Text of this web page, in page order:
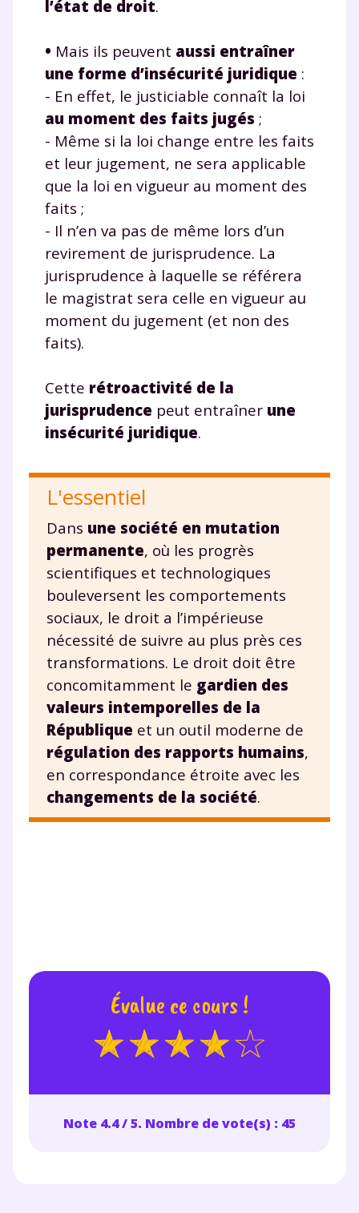
l’état de droit.
• Mais ils peuvent aussi entraîner
une forme d’insécurité juridique :
- En effet, le justiciable connaît la loi
au moment des faits jugés ;
- Même si la loi change entre les faits
et leur jugement, ne sera applicable
que la loi en vigueur au moment des
faits ;
- Il n’en va pas de même lors d’un
revirement de jurisprudence. La
jurisprudence à laquelle se référera
le magistrat sera celle en vigueur au
moment du jugement (et non des
faits).
Cette rétroactivité de la
jurisprudence peut entraîner une
insécurité juridique.
L'essentiel
Dans une société en mutation
permanente, où les progrès
scientifiques et technologiques
bouleversent les comportements
sociaux, le droit a l’impérieuse
nécessité de suivre au plus près ces
transformations. Le droit doit être
concomitamment le gardien des
valeurs intemporelles de la
République et un outil moderne de
régulation des rapports humains,
en correspondance étroite avec les
changements de la société.
Évalue ce cours !
Note 4.4 / 5. Nombre de vote(s) : 45
scolaire !
Fiches de cours et vidéos,exercices
corrigés, podcasts de révisions
Unespace dédié aux parents
pour
suivre les progrès
Tout le programme scolaire du CP à
la Terminale
Des profs expérimentés disponibles
à la demande par tchat, audio ou
vidéo
TESTER GRATUITEMENT
* Votre code d'accès sera envoyé à cette adresse e-mail. En
renseignant votre e-mail, vous consentez à ce que vos
accès au service de soutien scolaire pendant 24h. Pour en
savoir plus sur la gestion de vos données personnelles et
pour exercer vos droits, vous pouvez consulternotre
charte.
communications de la part de
myMaxicours.
Votre adresse e-mail sera exclusivement utilisée pour
vous envoyer notre newsletter. Vous pourrez vous
désinscrire à tout moment, à travers le lien de
désinscription présent dans chaque newsletter. Pour
en savoir plus sur la gestion de vos données
personnelles et pour exercer vos droits, vous pouvez
consulternotre charte.